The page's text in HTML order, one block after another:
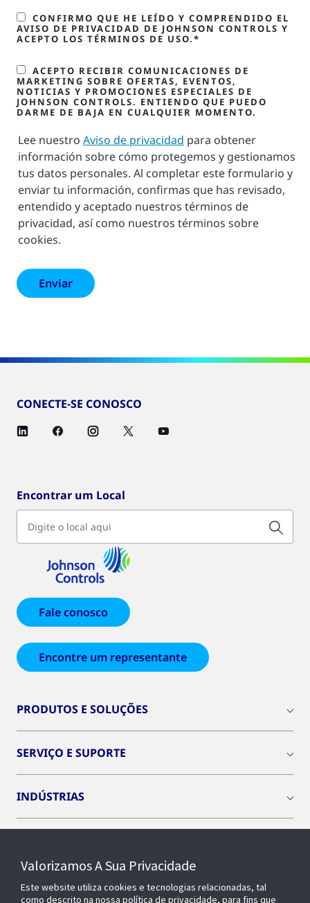
CONFIRMO QUE HE LEÍDO Y COMPRENDIDO EL
AVISO DE PRIVACIDAD DE JOHNSON CONTROLS Y
ACEPTO LOS TÉRMINOS DE USO.*
ACEPTO RECIBIR COMUNICACIONES DE
MARKETING SOBRE OFERTAS, EVENTOS,
NOTICIAS Y PROMOCIONES ESPECIALES DE
JOHNSON CONTROLS. ENTIENDO QUE PUEDO
DARME DE BAJA EN CUALQUIER MOMENTO.
Lee nuestro Aviso de privacidad para obtener
información sobre cómo protegemos y gestionamos
tus datos personales. Al completar este formulario y
enviar tu información, confirmas que has revisado,
entendido y aceptado nuestros términos de
privacidad, así como nuestros términos sobre
cookies.
CONECTE-SE CONOSCO
Encontrar um Local
Fale conosco
Encontre um representante
PRODUTOS E SOLUÇÕES
SERVIÇO E SUPORTE
INDÚSTRIAS
SOBRE NÓS
Valorizamos A Sua Privacidade
Este website utiliza cookies e tecnologias relacionadas, tal
como descrito na nossa política de privacidade, para fins que